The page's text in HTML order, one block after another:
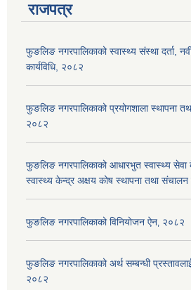
राजपत्र
फुङलिङ नगरपालिकाको स्वास्थ्य संस्था दर्ता,
कार्यविधि, २०८२
फुङलिङ नगरपालिकाको प्रयोगशाला स्थापना
२०८२
फुङलिङ नगरपालिकाको आधारभुत स्वास्थ्य सेवा
स्वास्थ्य केन्द्र अक्षय कोष स्थापना तथा संचालन
फुङलिङ नगरपालिकाको विनियोजन ऐन‚ २०८२
फुङलिङ नगरपालिकाको अर्थ सम्बन्धी
२०८२